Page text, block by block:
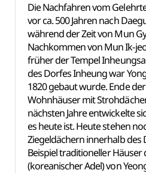
Die Nachfahren vom
vor ca. 500 Jahren nach
während der Zeit von Mun
Nachkommen von Mun Ik-
früher der Tempel
des Dorfes Inheung war
1820 gebaut wurde. Ende
Wohnhäuser mit
nächsten Jahre entwickelte
es heute ist. Heute stehen
Ziegeldächern innerhalb des
Beispiel traditioneller Häuser
(koreanischer Adel) von